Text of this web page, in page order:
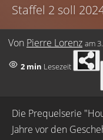
Staffel 2 soll
Von Pierre Lorenz am
2 min Lesezeit
Die Prequelserie
Jahre vor den